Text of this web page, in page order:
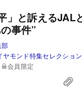
」と訴えるJAL
事件”
ヤモンド特集セレクション
会員限定